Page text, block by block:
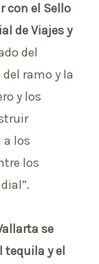
con el Sello
de Viajes y
del
ramo y la
y los
a los
los
se
tequila y el